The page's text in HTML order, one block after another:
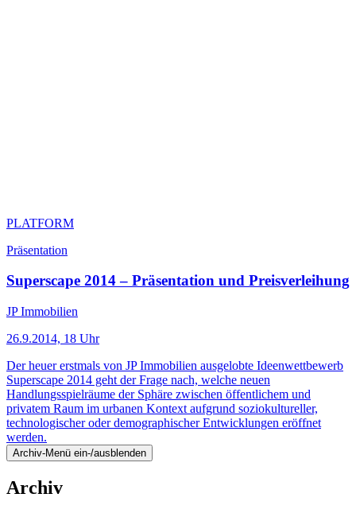
PLATFORM
Präsentation
Superscape 2014 – Präsentation und Preisverleihung
JP Immobilien
26.9.2014, 18 Uhr
Der heuer erstmals von JP Immobilien ausgelobte Ideenwettbewerb
Superscape 2014 geht der Frage nach, welche neuen
Handlungsspielräume der Sphäre zwischen öffentlichem und
privatem Raum im urbanen Kontext aufgrund soziokultureller,
technologischer oder demo­graphischer Entwicklungen eröffnet
werden.
Archiv-Menü ein-/ausblenden
Archiv